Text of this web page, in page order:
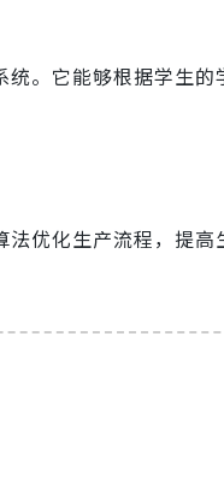
。它能够根据学生的
优化生产流程，提